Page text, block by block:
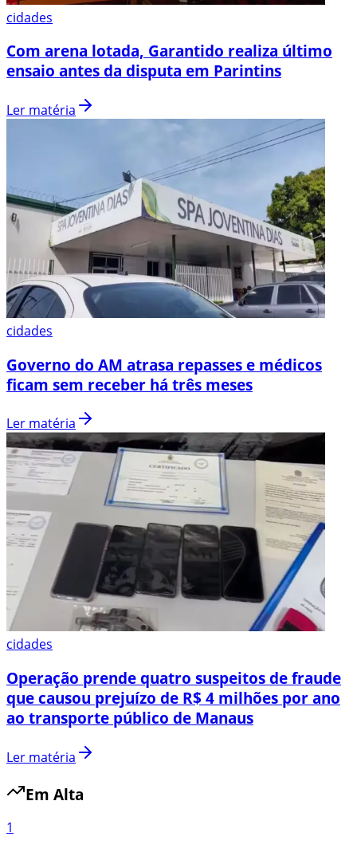
cidades
Com arena lotada, Garantido realiza último
ensaio antes da disputa em Parintins
Ler matéria
cidades
Governo do AM atrasa repasses e médicos
ficam sem receber há três meses
Ler matéria
cidades
Operação prende quatro suspeitos de fraude
que causou prejuízo de R$ 4 milhões por ano
ao transporte público de Manaus
Ler matéria
Em Alta
1